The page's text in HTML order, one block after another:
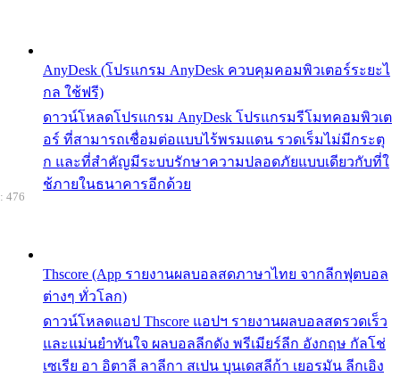
AnyDesk (โปรแกรม AnyDesk ควบคุมคอมพิวเตอร์ระยะไ
กล ใช้ฟรี)
ดาวน์โหลดโปรแกรม AnyDesk โปรแกรมรีโมทคอมพิวเต
อร์ ที่สามารถเชื่อมต่อแบบไร้พรมแดน รวดเร็มไม่มีกระตุ
ก และที่สำคัญมีระบบรักษาความปลอดภัยแบบเดียวกับที่ใ
ช้ภายในธนาคารอีกด้วย
Thscore (App รายงานผลบอลสดภาษาไทย จากลีกฟุตบอล
ต่างๆ ทั่วโลก)
ดาวน์โหลดแอป Thscore แอปฯ รายงานผลบอลสดรวดเร็ว
และแม่นยำทันใจ ผลบอลลีกดัง พรีเมียร์ลีก อังกฤษ กัลโช่
เซเรีย อา อิตาลี ลาลีกา สเปน บุนเดสลีก้า เยอรมัน ลีกเอิง
476